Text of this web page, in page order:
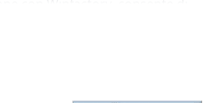
con Winfactory, consente di
lotto di materie prime con il